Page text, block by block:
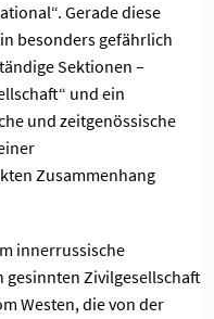
Gerade diese
besonders gefährlich
Sektionen –
und ein
und zeitgenössische
Zusammenhang
innerrussische
Zivilgesellschaft
Westen, die von der